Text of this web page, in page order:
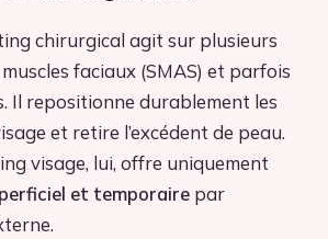
chirurgical agit sur plusieurs
faciaux (SMAS) et parfois
Il repositionne durablement les
et retire l’excédent de peau.
visage, lui, offre uniquement
et temporaire par